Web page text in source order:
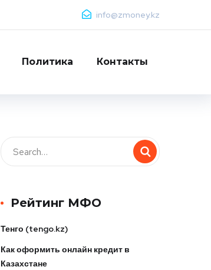
info@zmoney.kz
Политика Контакты
Рейтинг МФО
Тенго (tengo.kz)
Как оформить онлайн кредит в
Казахстане